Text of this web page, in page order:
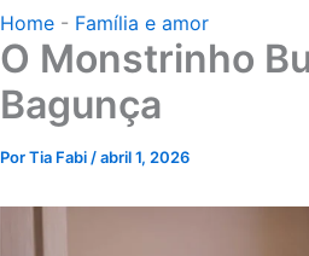
Home - Família e amor
O Monstrinho
Bagunça
PorTia Fabi /abril 1, 2026